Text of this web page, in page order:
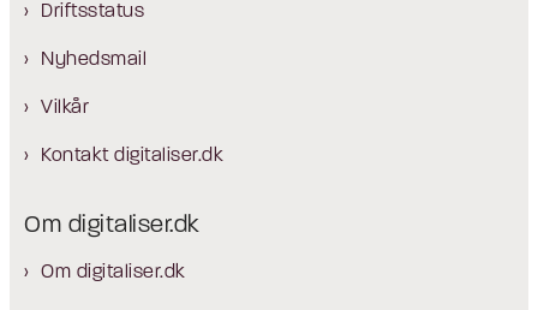
Driftsstatus
Nyhedsmail
Vilkår
Kontakt digitaliser.dk
Om digitaliser.dk
Om digitaliser.dk